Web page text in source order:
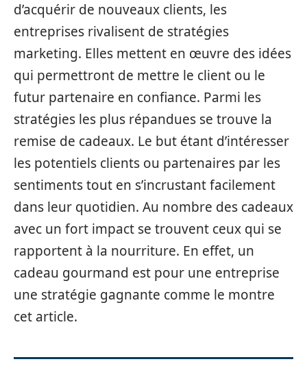
d’acquérir de nouveaux clients, les
entreprises rivalisent de stratégies
marketing. Elles mettent en œuvre des idées
qui permettront de mettre le client ou le
futur partenaire en confiance. Parmi les
stratégies les plus répandues se trouve la
remise de cadeaux. Le but étant d’intéresser
les potentiels clients ou partenaires par les
sentiments tout en s’incrustant facilement
dans leur quotidien. Au nombre des cadeaux
avec un fort impact se trouvent ceux qui se
rapportent à la nourriture. En effet, un
cadeau gourmand est pour une entreprise
une stratégie gagnante comme le montre
cet article.